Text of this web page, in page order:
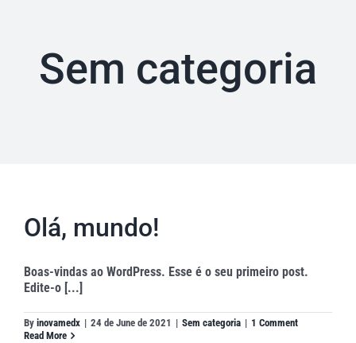
Sem categoria
Olá, mundo!
Boas-vindas ao WordPress. Esse é o seu primeiro post.
Edite-o [...]
By inovamedx | 24 de June de 2021 | Sem categoria | 1 Comment
Read More